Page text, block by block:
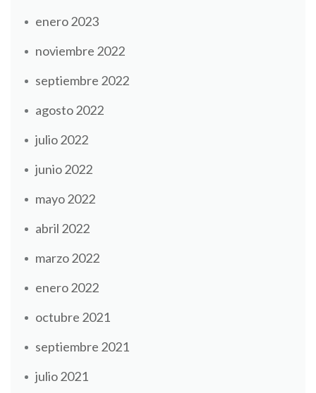
enero 2023
noviembre 2022
septiembre 2022
agosto 2022
julio 2022
junio 2022
mayo 2022
abril 2022
marzo 2022
enero 2022
octubre 2021
septiembre 2021
julio 2021